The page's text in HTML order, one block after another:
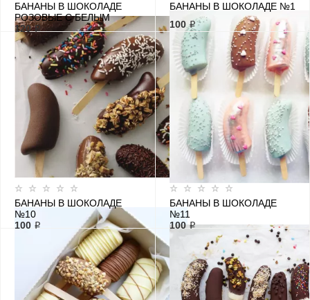
БАНАНЫ В ШОКОЛАДЕ
РОЗОВЫЕ С БЕЛЫМ
120 ₽
БАНАНЫ В ШОКОЛАДЕ №1
100 ₽
БАНАНЫ В ШОКОЛАДЕ
№10
100 ₽
БАНАНЫ В ШОКОЛАДЕ
№11
100 ₽